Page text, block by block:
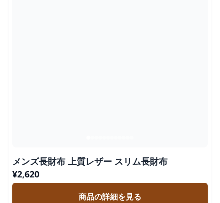
メンズ長財布 上質レザー スリム長財布
¥2,620
商品の詳細を見る